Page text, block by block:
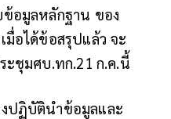
ข้อมูลหลักฐาน ของ
มื่อได้ข้อสรุปแล้ว จะ
ะชุมศบ.ทก.21 ก.ค.นี้
งปฏิบัตินำข้อมูลและ